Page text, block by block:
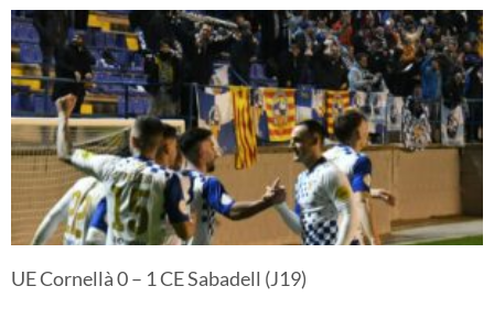
UE Cornellà 0 – 1 CE Sabadell (J19)